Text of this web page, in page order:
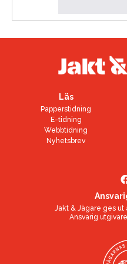
Läs
Papperstidning
E-tidning
Webbtidning
Nyhetsbrev
Jakt & Jägare ges ut
Ansvarig